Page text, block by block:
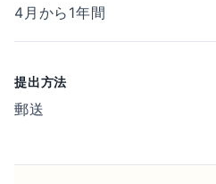
4月から1年間
提出方法
郵送